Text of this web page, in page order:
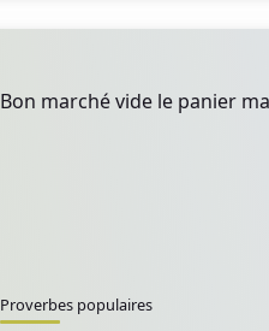
Bon marché vide le panier
Proverbes populaires